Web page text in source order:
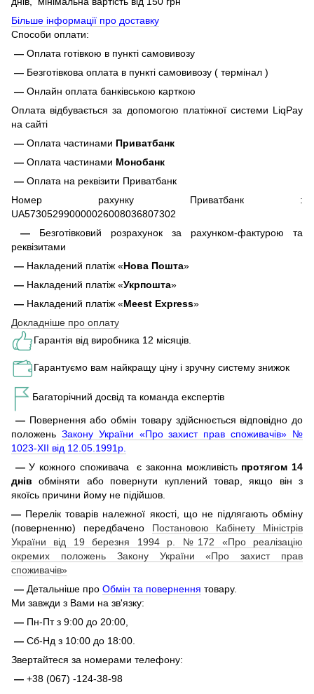
Більше інформації про доставку
Способи оплати:
— Оплата готівкою в пункті самовивозу
— Безготівкова оплата в пункті самовивозу ( термінал )
— Онлайн оплата банківською карткою
Оплата відбувається за допомогою платіжної системи LiqPay
на сайті
— Оплата частинами Приватбанк
— Оплата частинами Монобанк
— Оплата на реквізити Приватбанк
Номер рахунку Приватбанк :
UA573052990000026008036807302
— Безготівковий розрахунок за рахунком-фактурою та
реквізитами
— Накладений платіж «Нова Пошта»
— Накладений платіж «Укрпошта»
— Накладений платіж «Meest Express»
Докладніше про оплату
Гарантія від виробника 12 місяців.
Гарантуємо вам найкращу ціну і зручну систему знижок
Багаторічний досвід та команда експертів
— Повернення або обмін товару здійснюється відповідно до
положень Закону України «Про захист прав споживачів» №
1023-XII від 12.05.1991р.
—У кожного споживача є законна можливість протягом 14
днів обміняти або повернути куплений товар, якщо він з
якоїсь причини йому не підійшов.
— Перелік товарів належної якості, що не підлягають обміну
(поверненню) передбачено Постановою Кабінету Міністрів
України від 19 березня 1994 р. №172 «Про реалізацію
окремих положень Закону України «Про захист прав
споживачів»
— Детальніше про Обмін та повернення товару.
Ми завжди з Вами на зв'язку:
— Пн-Пт з 9:00 до 20:00,
— Сб-Нд з 10:00 до 18:00.
Звертайтеся за номерами телефону:
— +38 (067) -124-38-98